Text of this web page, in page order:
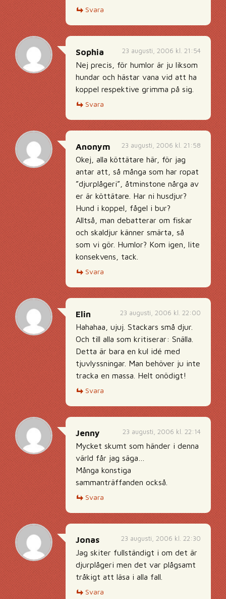
Svara
23 augusti, 2006 kl. 21:54
Sophia
Nej precis, för humlor är ju liksom
hundar och hästar vana vid att ha
koppel respektive grimma på sig.
Svara
23 augusti, 2006 kl. 21:58
Anonym
Okej, alla köttätare här, för jag
antar att, så många som har ropat
”djurplågeri”, åtminstone nårga av
er är köttätare. Har ni husdjur?
Hund i koppel, fågel i bur?
Alltså, man debatterar om fiskar
och skaldjur känner smärta, så
som vi gör. Humlor? Kom igen, lite
konsekvens, tack.
Svara
23 augusti, 2006 kl. 22:00
Elin
Hahahaa, ujuj. Stackars små djur.
Och till alla som kritiserar: Snälla.
Detta är bara en kul idé med
tjuvlyssningar. Man behöver ju inte
tracka en massa. Helt onödigt!
Svara
23 augusti, 2006 kl. 22:14
Jenny
Mycket skumt som händer i denna
värld får jag säga…
Många konstiga
sammanträffanden också.
Svara
23 augusti, 2006 kl. 22:30
Jonas
Jag skiter fullständigt i om det är
djurplågeri men det var plågsamt
tråkigt att läsa i alla fall.
Svara